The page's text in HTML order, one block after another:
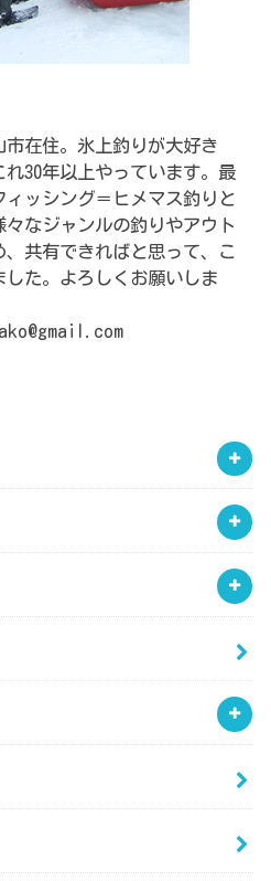
市在住。氷上釣りが大好き
30年以上やっています。最
ッシング＝ヒメマス釣りと
なジャンルの釣りやアウト
、共有できればと思って、こ
た。よろしくお願いしま